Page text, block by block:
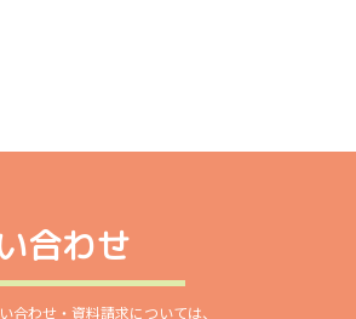
合わせ
合わせ・資料請求については、